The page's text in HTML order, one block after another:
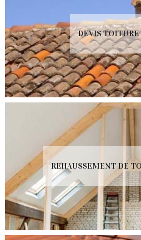
DEVIS TOITURE
REHAUSSEMENT DE